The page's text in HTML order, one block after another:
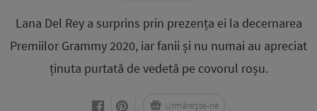
Lana Del Rey a surprins prin prezența ei la decernarea
Premiilor Grammy 2020, iar fanii și nu numai au apreciat
ținuta purtată de vedetă pe covorul roșu.
Urmărește-ne